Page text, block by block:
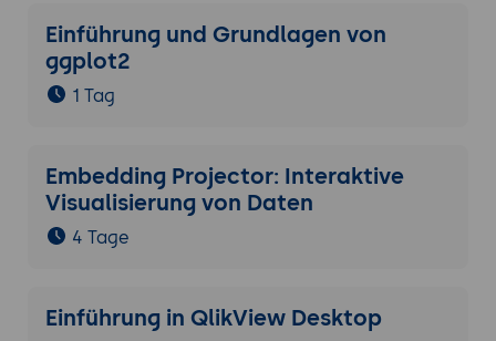
Einführung und Grundlagen von
ggplot2
1 Tag
Embedding Projector: Interaktive
Visualisierung von Daten
4 Tage
Einführung in QlikView Desktop